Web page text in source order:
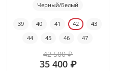
Черный/Белый
39 40 41 42
43
44
45 46 47
42 500 ₽
35 400 ₽